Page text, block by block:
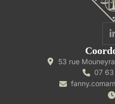
53 rue
07 63